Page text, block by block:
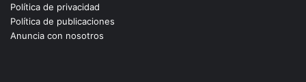
Política de privacidad
Política de publicaciones
Anuncia con nosotros